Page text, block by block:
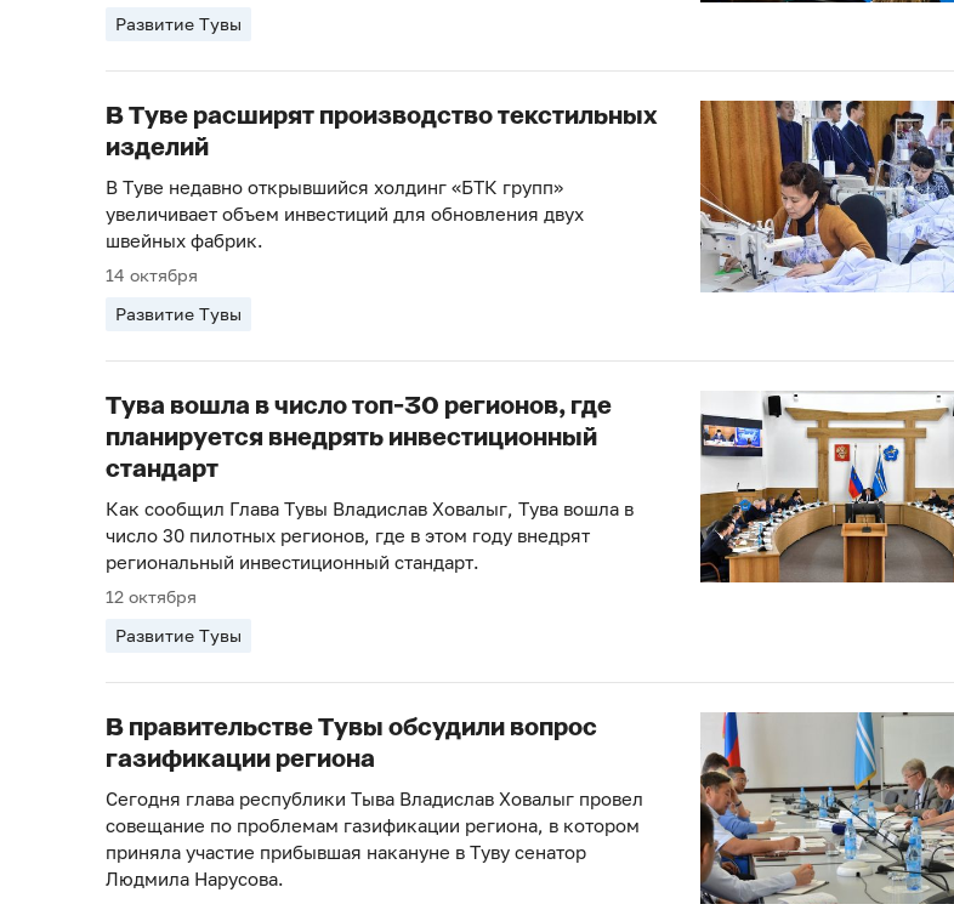
Развитие Тувы
В Туве расширят производство текстильных
изделий
В Туве недавно открывшийся холдинг «БТК групп»
увеличивает объем инвестиций для обновления двух
швейных фабрик.
14 октября
Развитие Тувы
Тува вошла в число топ-30 регионов, где
планируется внедрять инвестиционный
стандарт
Как сообщил Глава Тувы Владислав Ховалыг, Тува вошла в
число 30 пилотных регионов, где в этом году внедрят
региональный инвестиционный стандарт.
12 октября
Развитие Тувы
В правительстве Тувы обсудили вопрос
газификации региона
Сегодня глава республики Тыва Владислав Ховалыг провел
совещание по проблемам газификации региона, в котором
приняла участие прибывшая накануне в Туву сенатор
Людмила Нарусова.